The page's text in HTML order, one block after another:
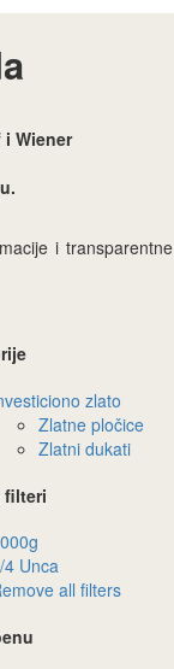
Wiener
i transparentne
zlato
Zlatne pločice
Zlatni dukati
filteri
4 Unca
all filters